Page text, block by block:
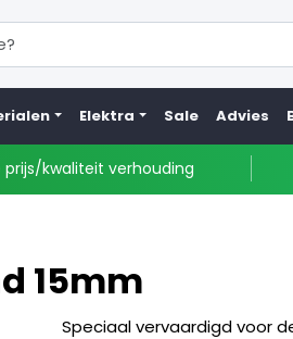
Elektra Sale Advies
prijs/kwaliteit verhouding
15mm
Speciaal vervaardigd voor